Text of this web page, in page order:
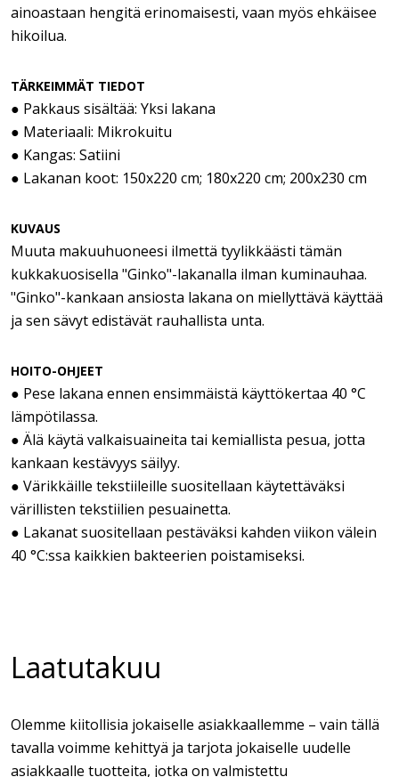
ainoastaan hengitä erinomaisesti, vaan myös ehkäisee
hikoilua.
TÄRKEIMMÄT TIEDOT
● Pakkaus sisältää: Yksi lakana
● Materiaali: Mikrokuitu
● Kangas: Satiini
● Lakanan koot: 150x220 cm; 180x220 cm; 200x230 cm
KUVAUS
Muuta makuuhuoneesi ilmettä tyylikkäästi tämän
kukkakuosisella "Ginko"-lakanalla ilman kuminauhaa.
"Ginko"-kankaan ansiosta lakana on miellyttävä käyttää
ja sen sävyt edistävät rauhallista unta.
HOITO-OHJEET
● Pese lakana ennen ensimmäistä käyttökertaa 40 °C
lämpötilassa.
● Älä käytä valkaisuaineita tai kemiallista pesua, jotta
kankaan kestävyys säilyy.
● Värikkäille tekstiileille suositellaan käytettäväksi
värillisten tekstiilien pesuainetta.
● Lakanat suositellaan pestäväksi kahden viikon välein
40 °C:ssa kaikkien bakteerien poistamiseksi.
Laatutakuu
Olemme kiitollisia jokaiselle asiakkaallemme – vain tällä
tavalla voimme kehittyä ja tarjota jokaiselle uudelle
asiakkaalle tuotteita, jotka on valmistettu